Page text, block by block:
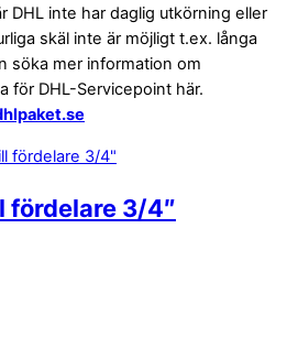
DHL inte har daglig utkörning eller
skäl inte är möjligt t.ex. långa
söka mer information om
för DHL-Servicepoint här.
fördelare 3/4″